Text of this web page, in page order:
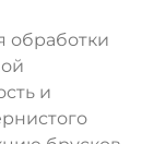
обработки
и